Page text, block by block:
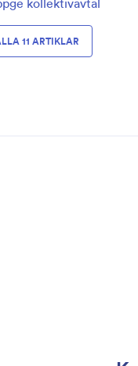
kollektivavtal
11 ARTIKLAR